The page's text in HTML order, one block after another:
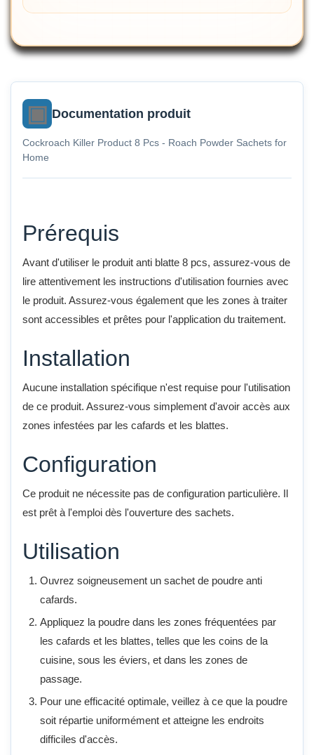
Documentation produit
Cockroach Killer Product 8 Pcs - Roach Powder Sachets for
Home
Prérequis
Avant d'utiliser le produit anti blatte 8 pcs, assurez-vous de
lire attentivement les instructions d'utilisation fournies avec
le produit. Assurez-vous également que les zones à traiter
sont accessibles et prêtes pour l'application du traitement.
Installation
Aucune installation spécifique n'est requise pour l'utilisation
de ce produit. Assurez-vous simplement d'avoir accès aux
zones infestées par les cafards et les blattes.
Configuration
Ce produit ne nécessite pas de configuration particulière. Il
est prêt à l'emploi dès l'ouverture des sachets.
Utilisation
Ouvrez soigneusement un sachet de poudre anti
cafards.
Appliquez la poudre dans les zones fréquentées par
les cafards et les blattes, telles que les coins de la
cuisine, sous les éviers, et dans les zones de
passage.
Pour une efficacité optimale, veillez à ce que la poudre
soit répartie uniformément et atteigne les endroits
difficiles d'accès.